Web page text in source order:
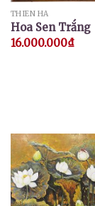
THIÊN HÀ
Hoa Sen Trắng
16.000.000₫